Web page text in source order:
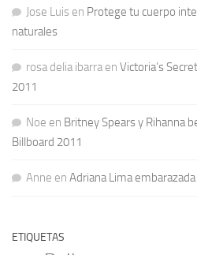
Jose Luis en Protege tu cuerpo
naturales
rosa delia ibarraen Victoria’s
2011
Noe en Britney Spears y Rihanna
Billboard 2011
Anne en Adriana Lima
ETIQUETAS